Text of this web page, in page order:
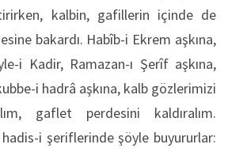
kalbin, gafillerin içinde de
bakardı. Habîb-i Ekrem aşkına,
i Kadir, Ramazan-ı Şerîf aşkına,
i hadrâ aşkına, kalb gözlerimizi
gaflet perdesini kaldıralım.
i şeriflerinde şöyle buyururlar: